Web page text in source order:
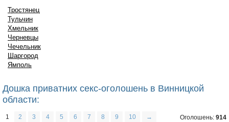
Тростянец
Тульчин
Хмельник
Черневцы
Чечельник
Шаргород
Ямполь
Дошка приватних секс-оголошень в Винницкой
области:
Оголошень: 914
1 2 3 4 5 6 7 8 9 10
→